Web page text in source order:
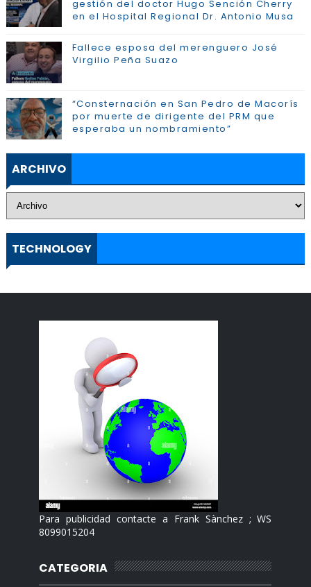
gestión del doctor Hugo Sención Cherry
en el Hospital Regional Dr. Antonio Musa
Fallece esposa del merenguero José
Virgilio Peña Suazo
“Consternación en San Pedro de Macorís
por muerte de dirigente del PRM que
esperaba un nombramiento”
ARCHIVO
TECHNOLOGY
Para publicidad contacte a Frank Sànchez ; WS
8099015204
CATEGORIA